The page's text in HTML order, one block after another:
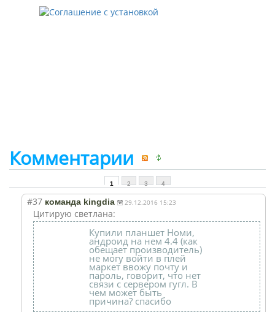
Комментарии
1 2 3 4
#37 команда kingdia 29.12.2016 15:23
Цитирую светлана:
Купили планшет Номи,
андроид на нем 4.4 (как
обещает производитель)
не могу войти в плей
маркет ввожу почту и
пароль, говорит, что нет
связи с сервером гугл. В
чем может быть
причина? спасибо